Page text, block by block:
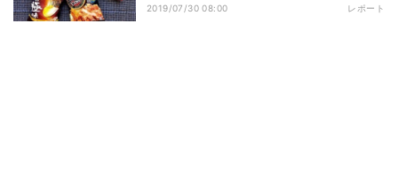
2019/07/30 08:00 レポート